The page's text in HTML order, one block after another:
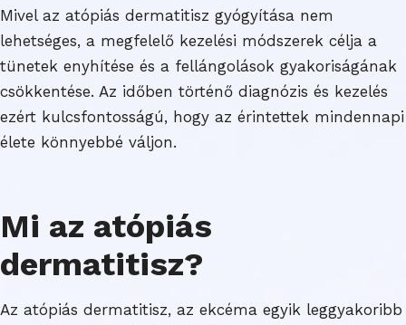
Mivel az atópiás dermatitisz gyógyítása nem
lehetséges, a megfelelő kezelési módszerek célja a
tünetek enyhítése és a fellángolások gyakoriságának
csökkentése. Az időben történő diagnózis és kezelés
ezért kulcsfontosságú, hogy az érintettek mindennapi
élete könnyebbé váljon.
Mi az atópiás
dermatitisz?
Az atópiás dermatitisz, az ekcéma egyik leggyakoribb